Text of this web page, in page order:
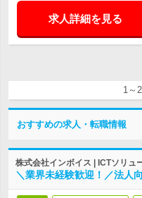
求人詳細を見る
1～
おすすめの求人・転職情報
株式会社インボイス | ICTソリュ
＼業界未経験歓迎！／法人